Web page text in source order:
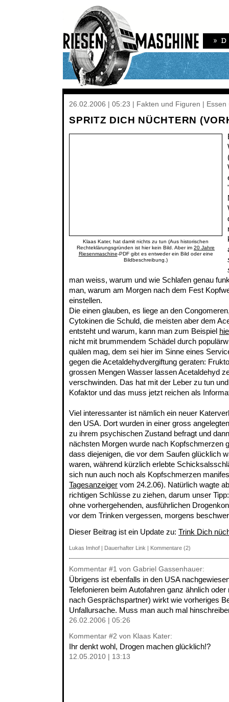
26.02.2006 | 05:23 | Fakten und Figuren | Essen
SPRITZ DICH NÜCHTERN
Klaas Kater, hat damit nichts zu tun (Aus historischen
Rechteklärungsgründen ist hier kein Bild. Aber im 20 Jahre
Riesenmaschine-PDF gibt es entweder ein Bild oder eine
Bildbeschreibung.)
man weiss, warum und wie Schlafen genau
man, warum am Morgen nach dem Fest
einstellen.
Die einen glauben, es liege an den
Cytokinen die Schuld, die meisten aber dem
entsteht und warum, kann man zum Beispiel
nicht mit brummendem Schädel durch
quälen mag, dem sei hier im Sinne eines
gegen die Acetaldehydvergiftung geraten:
grossen Mengen Wasser lassen Acetaldehyd
verschwinden. Das hat mit der Leber zu tun
Kofaktor und das muss jetzt reichen als
Viel interessanter ist nämlich ein neuer
den USA. Dort wurden in einer gross
zu ihrem psychischen Zustand befragt und
nächsten Morgen wurde nach Kopfschmerzen
dass diejenigen, die vor dem Saufen glücklich
waren, während kürzlich erlebte
sich nun auch noch als Kopfschmerzen
Tagesanzeiger vom 24.2.06). Natürlich wagte
richtigen Schlüsse zu ziehen, darum unser
ohne vorhergehenden, ausführlichen
vor dem Trinken vergessen, morgens
Dieser Beitrag ist ein Update zu: Trink Dich
Lukas Imhof | Dauerhafter Link | Kommentare (2)
Kommentar #1 von Gabriel Gassenhauer:
Übrigens ist ebenfalls in den USA
Telefonieren beim Autofahren ganz ähnlich
nach Gesprächspartner) wirkt wie vorheriges
Unfallursache. Muss man auch mal
26.02.2006 | 05:26
Kommentar #2 von Klaas Kater:
Ihr denkt wohl, Drogen machen glücklich!?
12.05.2010 | 13:13